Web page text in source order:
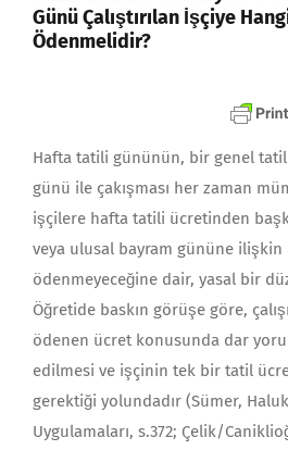
Günü Çalıştırılan İşçiye
Ödenmelidir?
Hafta tatili gününün, bir genel
günü ile çakışması her zaman
işçilere hafta tatili ücretinden
veya ulusal bayram gününe
ödenmeyeceğine dair, yasal bir
Öğretide baskın görüşe göre,
ödenen ücret konusunda dar
edilmesi ve işçinin tek bir tatil
gerektiği yolundadır (Sümer,
Uygulamaları, s.372; Çelik/